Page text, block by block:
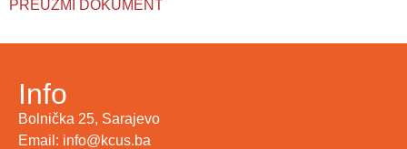
PREUZMI DOKUMENT
Info
Bolnička 25, Sarajevo
Email: info@kcus.ba